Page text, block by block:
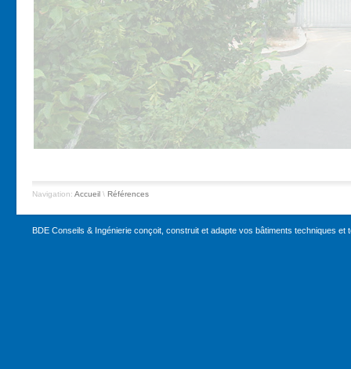
Navigation: Accueil \ Références
BDE Conseils & Ingénierie conçoit, construit et adapte vos bâtiments techniques et